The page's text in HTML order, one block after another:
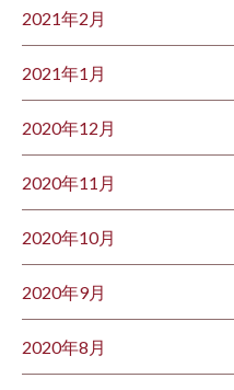
2021年2月
2021年1月
2020年12月
2020年11月
2020年10月
2020年9月
2020年8月